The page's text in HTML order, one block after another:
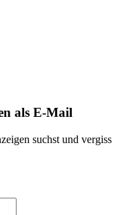
als E-Mail
suchst und vergiss